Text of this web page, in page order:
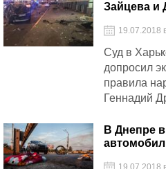
Зайцева и
19.07.2018
Суд в
допросил
правила
Геннадий
В Днепре
19.07.2018